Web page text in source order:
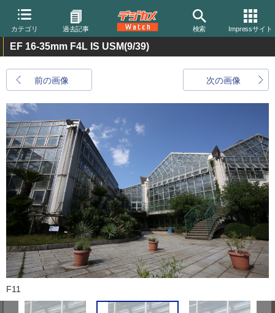
カテゴリ 過去記事 検索 Impressサイト
EF 16-35mm F4L IS USM(9/39)
前の画像 次の画像
F11